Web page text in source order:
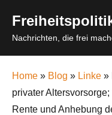
content
Nachrichten, die frei
Home » Blog » Linke »
privater
Rente und Anhebung